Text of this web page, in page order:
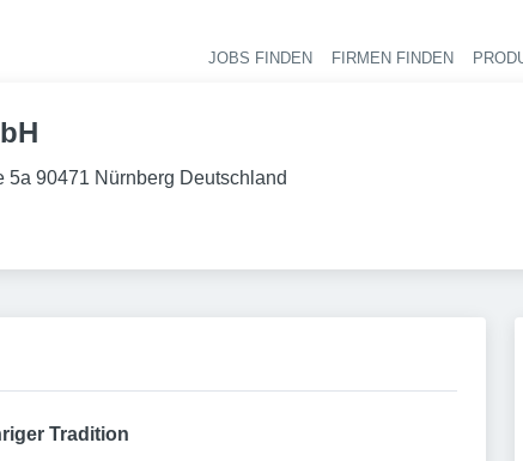
JOBS FINDEN FIRMEN FINDEN
5a 90471 Nürnberg Deutschland
Tradition